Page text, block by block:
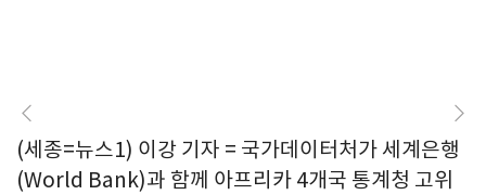
(세종=뉴스1) 이강 기자 = 국가데이터처가 세계은행
(World Bank)과 함께 아프리카 4개국 통계청 고위